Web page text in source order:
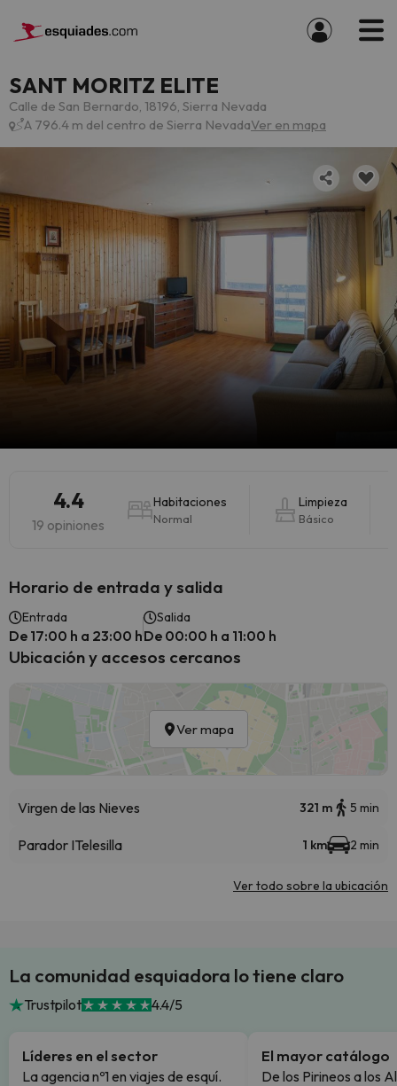
SANT MORITZ ELITE
Calle de San Bernardo, 18196, Sierra Nevada
A 796.4 m del centro de Sierra NevadaVer en mapa
4.4
19 opiniones
Habitaciones
Normal
Limpieza
Básico
Horario de entrada y salida
Entrada
De 17:00 h a 23:00 h
Salida
De 00:00 h a 11:00 h
Ubicación y accesos cercanos
Ver mapa
Virgen de las Nieves 321 m 5 min
Parador ITelesilla 1 km 2 min
Ver todo sobre la ubicación
La comunidad esquiadora lo tiene claro
Trustpilot 4.4/5
Líderes en el sector
La agencia nº1 en viajes de esquí.
El mayor catálogo
De los Pirineos a los